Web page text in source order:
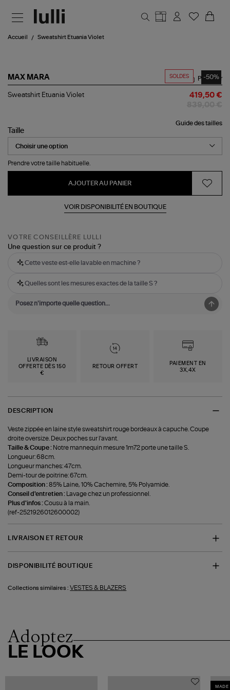
Accueil Sweatshirt Etuania Violet
SOLDES -50%
MAX MARA
Sweatshirt
Partager
Sweatshirt Etuania Violet 419,50 €
Guide des tailles
Taille
Prendre votre taille habituelle.
AJOUTER AU PANIER
VOIR DISPONIBILITÉ EN BOUTIQUE
VOTRE CONSEILLÈRE LULLI
Une question sur ce produit ?
Cette veste est-elle lavable en machine ?
Quelles sont les mesures exactes de la taille S ?
LIVRAISON
OFFERTE DÈS 150
€
RETOUR OFFERT
PAIEMENT EN
3X,4X
DESCRIPTION
Veste zippée en laine style sweatshirt rouge bordeaux à capuche. Coupe
droite oversize. Deux poches sur l'avant.
Taille & Coupe : Notre mannequin mesure 1m72 porte une taille S.
Longueur: 68cm.
Longueur manches: 47cm.
Demi-tour de poitrine: 67cm.
Composition :85% Laine, 10% Cachemire, 5% Polyamide.
Conseil d'entretien : Lavage chez un professionnel.
Plus d'infos :Cousu à la main.
(ref-2521926012600002)
LIVRAISON ET RETOUR
DISPONIBILITÉ BOUTIQUE
Collections similaires : VESTES & BLAZERS
Adoptez
LE LOOK
MADE